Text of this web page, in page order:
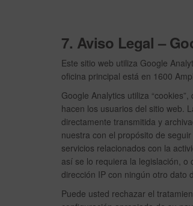
7. Aviso Legal –
Este sitio web utiliza Google
oficina principal está en 1600
Google Analytics utiliza
hacen los usuarios del sitio web.
directamente transmitida y
nuestra con el propósito de
servicios relacionados con la
así se lo requiera la legislación,
dirección IP con ningún otro dato
Puede usted rechazar el